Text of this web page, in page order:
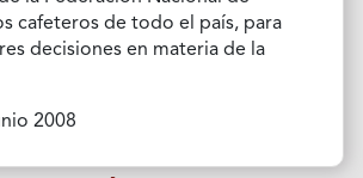
cafeteros de todo el país, para
decisiones en materia de la
2008